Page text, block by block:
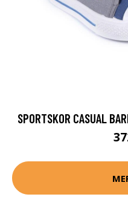
SPORTSKOR CASUAL